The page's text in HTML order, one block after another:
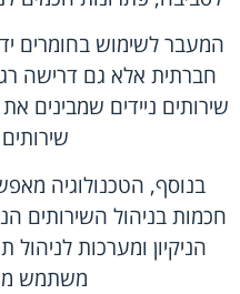
המעבר לשימוש בחומרים
חברתית אלא גם דרישה
שירותים ניידים שמבינים
בנוסף, הטכנולוגיה
חכמות בניהול השירותים
הניקיון ומערכות לניהול
משתמש